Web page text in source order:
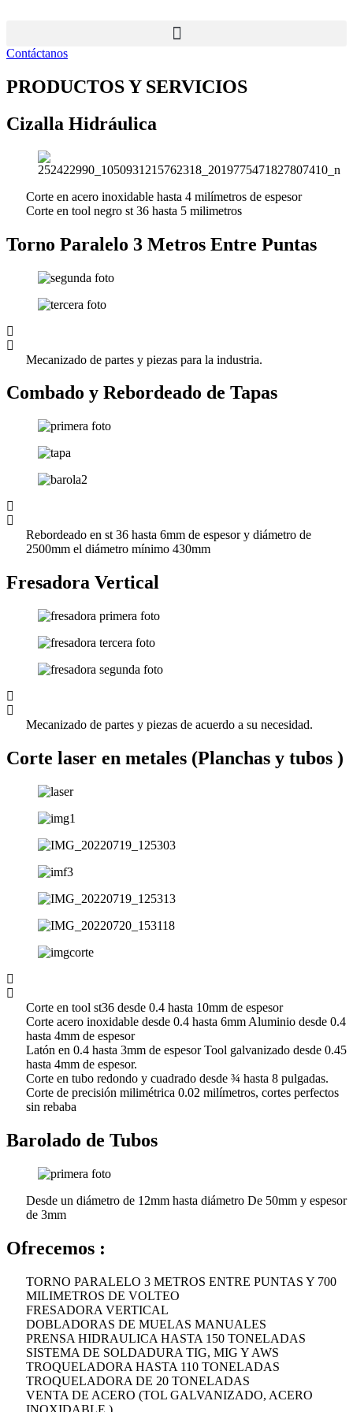
Contáctanos
PRODUCTOS Y SERVICIOS
Cizalla Hidráulica
Corte en acero inoxidable hasta 4 milímetros de espesor
Corte en tool negro st 36 hasta 5 milimetros
Torno Paralelo 3 Metros Entre Puntas
Mecanizado de partes y piezas para la industria.
Combado y Rebordeado de Tapas
Rebordeado en st 36 hasta 6mm de espesor y diámetro de
2500mm el diámetro mínimo 430mm
Fresadora Vertical
Mecanizado de partes y piezas de acuerdo a su necesidad.
Corte laser en metales (Planchas y tubos )
Corte en tool st36 desde 0.4 hasta 10mm de espesor
Corte acero inoxidable desde 0.4 hasta 6mm Aluminio desde 0.4
hasta 4mm de espesor
Latón en 0.4 hasta 3mm de espesor Tool galvanizado desde 0.45
hasta 4mm de espesor.
Corte en tubo redondo y cuadrado desde ¾ hasta 8 pulgadas.
Corte de precisión milimétrica 0.02 milímetros, cortes perfectos
sin rebaba
Barolado de Tubos
Desde un diámetro de 12mm hasta diámetro De 50mm y espesor
de 3mm
Ofrecemos :
TORNO PARALELO 3 METROS ENTRE PUNTAS Y 700
MILIMETROS DE VOLTEO
FRESADORA VERTICAL
DOBLADORAS DE MUELAS MANUALES
PRENSA HIDRAULICA HASTA 150 TONELADAS
SISTEMA DE SOLDADURA TIG, MIG Y AWS
TROQUELADORA HASTA 110 TONELADAS
TROQUELADORA DE 20 TONELADAS
VENTA DE ACERO (TOL GALVANIZADO, ACERO
INOXIDABLE )